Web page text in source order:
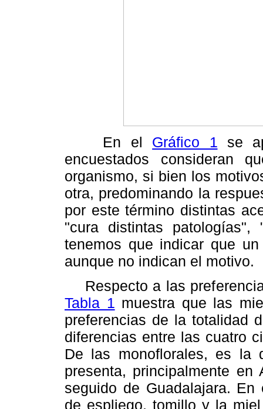
En el Gráfico 1 se
encuestados consideran
organismo, si bien los
otra, predominando la
por este término distintas
"cura distintas patologías",
tenemos que indicar que
aunque no indican el motivo.
Respecto a las
Tabla 1 muestra que las
preferencias de la totalidad
diferencias entre las cuatro
De las monoflorales, es la
presenta, principalmente en
seguido de Guadalajara.
de espliego, tomillo y la